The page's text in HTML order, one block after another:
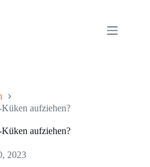
aufziehen?
aufziehen?
2023